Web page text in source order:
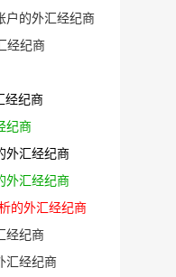
户的外汇经纪商
经纪商
经纪商
纪商
外汇经纪商
外汇经纪商
的外汇经纪商
经纪商
汇经纪商